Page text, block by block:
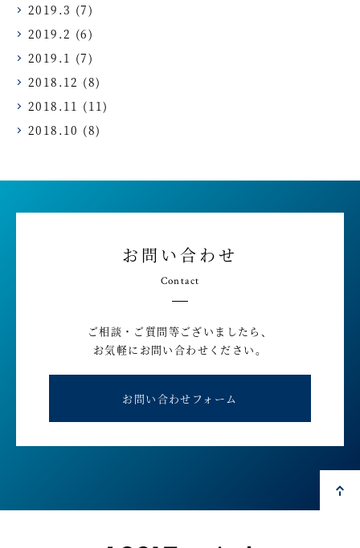
2019.3 (7)
2019.2 (6)
2019.1 (7)
2018.12 (8)
2018.11 (11)
2018.10 (8)
お問い合わせ
Contact
ご相談・ご質問等ございましたら、
お気軽にお問い合わせください。
お問い合わせフォーム